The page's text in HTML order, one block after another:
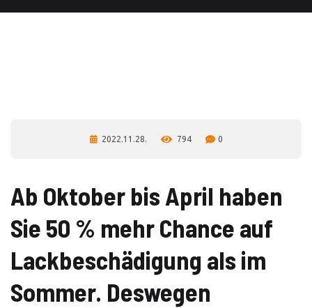
2022.11.28. 794 0
Ab Oktober bis April haben
Sie 50 % mehr Chance auf
Lackbeschädigung als im
Sommer. Deswegen